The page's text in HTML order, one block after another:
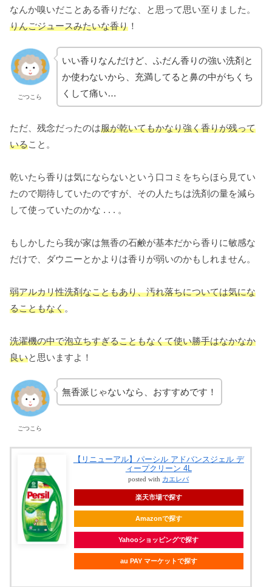
なんか嗅いだことある香りだな、と思って思い至りました。
りんごジュースみたいな香り ！
ごつこら
いい香りなんだけど、ふだん香りの強い洗剤と
か使わないから、充満してると鼻の中がちくち
くして痛い…
ただ、残念だったのは服が乾いてもかなり強く香りが残って
いること。
乾いたら香りは気にならないという口コミをちらほら見てい
たので期待していたのですが、その人たちは洗剤の量を減ら
して使っていたのかな . . . 。
もしかしたら我が家は無香の石鹸が基本だから香りに敏感な
だけで、ダウニーとかよりは香りが弱いのかもしれません。
弱アルカリ性洗剤なこともあり、汚れ落ちについては気にな
ることもなく。
洗濯機の中で泡立ちすぎることもなくて使い勝手はなかなか
良いと思いますよ！
ごつこら
無香派じゃないなら、おすすめです！
【リニューアル】パーシル アドバンスジェル デ
ィープクリーン 4L
posted with カエレバ
楽天市場で探す
Amazonで探す
Yahooショッピングで探す
au PAY マーケットで探す